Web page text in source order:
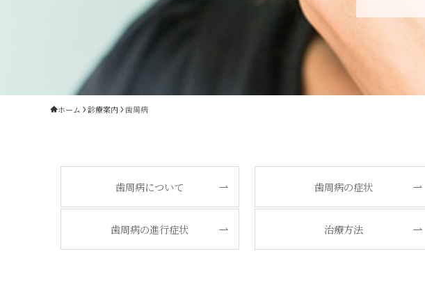
ホーム 診療案内 歯周病
歯周病について 歯周病の症状
歯周病の進行症状 治療方法